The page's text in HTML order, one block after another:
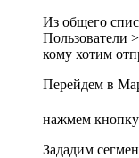
Из общего
Пользователи
кому хотим
Перейдем в
нажмем кнопку
Зададим